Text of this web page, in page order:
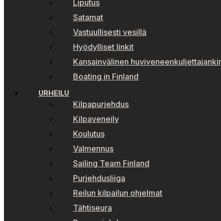
Liputus
Satamat
Vastuullisesti vesillä
Hyödylliset linkit
Kansainvälinen
Boating in Finland
URHEILU
Kilpapurjehdus
Kilpaveneily
Koulutus
Valmennus
Sailing Team Finland
Purjehdusliiga
Reilun kilpailun ohjelmat
Tähtiseura